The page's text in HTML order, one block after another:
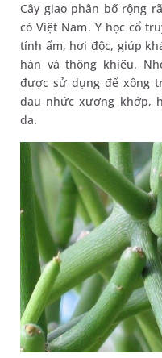
Cây giao phân bố rộng
có Việt Nam. Y học cổ
tính ấm, hơi độc, giúp
hàn và thông khiếu.
được sử dụng để xông
đau nhức xương khớp,
da.